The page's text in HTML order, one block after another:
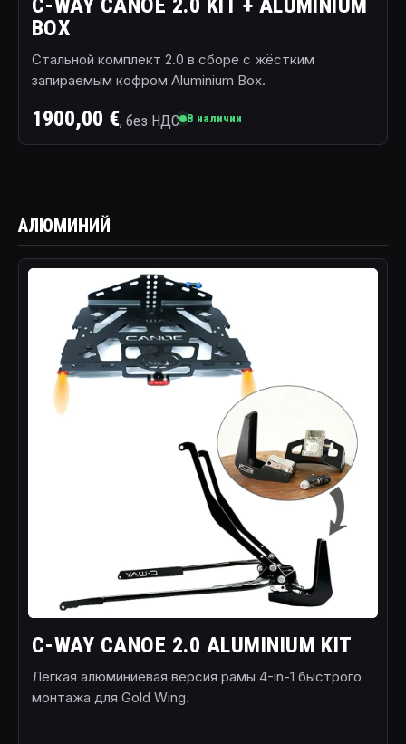
C-WAY CANOE 2.0 KIT + ALUMINIUM
BOX
Стальной комплект 2.0 в сборе с жёстким
запираемым кофром Aluminium Box.
1900,00 €, без НДС В наличии
АЛЮМИНИЙ
C-WAY CANOE 2.0 ALUMINIUM KIT
Лёгкая алюминиевая версия рамы 4-in-1 быстрого
монтажа для Gold Wing.